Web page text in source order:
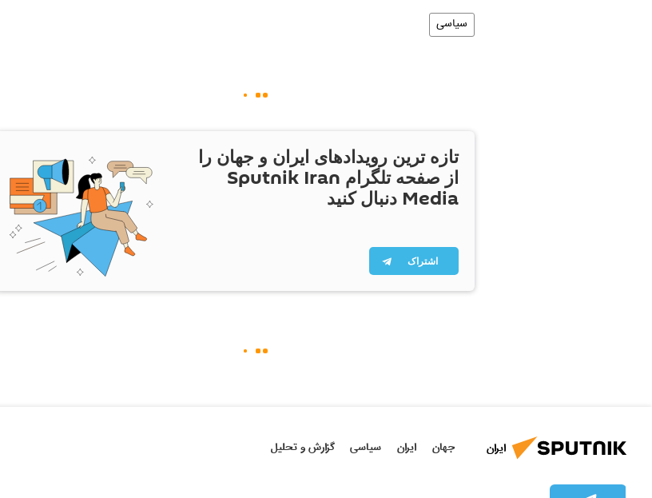
سیاسی
تازه ترین رویدادهای ایران و جهان را
از صفحه تلگرام Sputnik Iran
Media دنبال کنید
اشتراک
ایران جهان ایران سیاسی گزارش و تحلیل